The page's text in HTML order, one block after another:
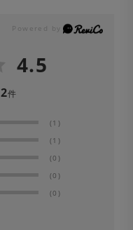
4.5
2件
(1)
(1)
(0)
(0)
(0)